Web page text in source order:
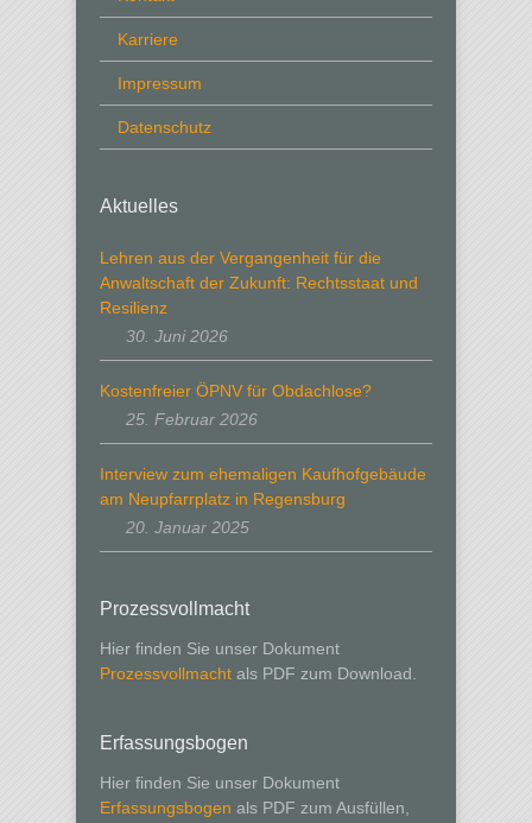
Karriere
Impressum
Datenschutz
Aktuelles
Lehren aus der Vergangenheit für die
Anwaltschaft der Zukunft: Rechtsstaat und
Resilienz
30. Juni 2026
Kostenfreier ÖPNV für Obdachlose?
25. Februar 2026
Interview zum ehemaligen Kaufhofgebäude
am Neupfarrplatz in Regensburg
20. Januar 2025
Prozessvollmacht
Hier finden Sie unser Dokument
Prozessvollmacht als PDF zum Download.
Erfassungsbogen
Hier finden Sie unser Dokument
Erfassungsbogen als PDF zum Ausfüllen,